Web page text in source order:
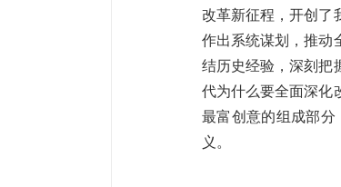
改革新征程，开创了
作出系统谋划，推动
结历史经验，深刻把
代为什么要全面深化
最富创意的组成部
义。